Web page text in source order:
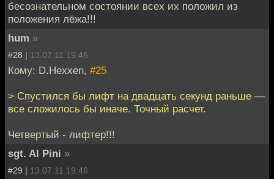
бесознательном состоянии всех их положил из
положения лёжа!!!
hum »
#28 | 13.07.11 19:46
Кому: D.Hexxen, #25
> Спустился бы лифт на двадцать секунд раньше —
все сложилось бы иначе. Точный расчет.
Четвертый - лифтер!!!
sgt. Al Pini »
#29 | 13.07.11 19:46